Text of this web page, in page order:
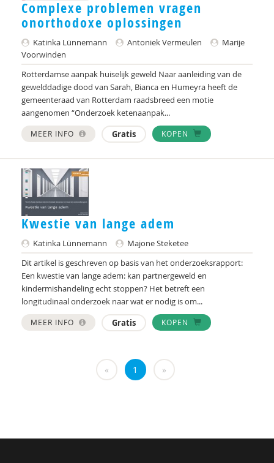
Dagmar Alders
dr. Alice van der Pas MSW
Hans Alma
Astrid Altena
Loes van Amelsvoort
SLO Amersfoort
José an den Putte
René an der Veer
Mariëlle an Hest
Daniël anauer Stuit
Creative Learning and Play
Lucija Andre
Iris Andriessen
Niek van Ansem
Complexe problemen vragen
onorthodoxe oplossingen
Katinka Lünnemann Antoniek Vermeulen
Marije
Voorwinden
Rotterdamse aanpak huiselijk geweld Naar aanleiding van de
gewelddadige dood van Sarah, Bianca en Humeyra heeft de
gemeenteraad van Rotterdam raadsbreed een motie
aangenomen “Onderzoek ketenaanpak...
MEER INFO Gratis KOPEN
Kwestie van lange adem
Katinka Lünnemann
Majone Steketee
Dit artikel is geschreven op basis van het onderzoeksrapport:
Een kwestie van lange adem: kan partnergeweld en
kindermishandeling echt stoppen? Het betreft een
longitudinaal onderzoek naar wat er nodig is om...
MEER INFO Gratis KOPEN
« 1 »